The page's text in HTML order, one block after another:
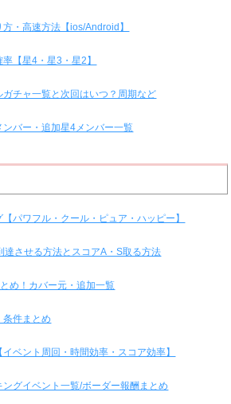
・高速方法【ios/Android】
【星4・星3・星2】
ガチャ一覧と次回はいつ？周期など
バー・追加星4メンバー一覧
パワフル・クール・ピュア・ハッピー】
達させる方法とスコアA・S取る方法
め！カバー元・追加一覧
条件まとめ
ベント周回・時間効率・スコア効率】
グイベント一覧/ボーダー報酬まとめ